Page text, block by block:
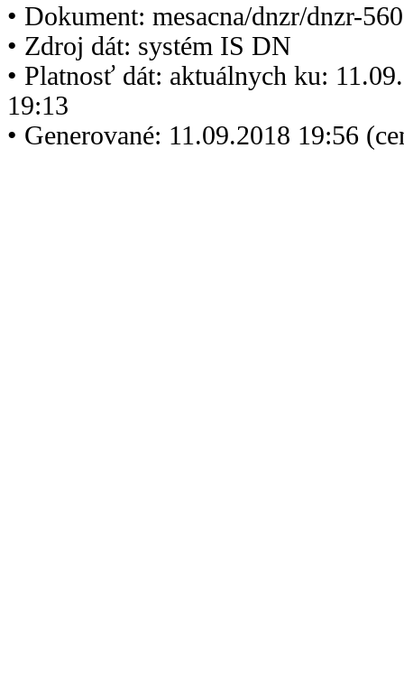
• Dokument: mesacna/dnzr/dnzr-
• Zdroj dát: systém IS DN
• Platnosť dát: aktuálnych ku:
19:13
• Generované: 11.09.2018 19:56